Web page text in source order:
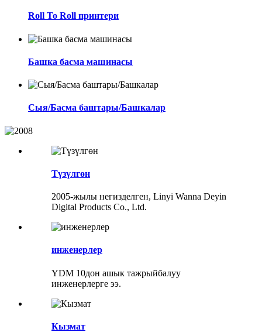
Roll To Roll принтери
Башка басма машинасы
Сыя/Басма баштары/Башкалар
Түзүлгөн
2005-жылы негизделген, Linyi Wanna Deyin
Digital Products Co., Ltd.
инженерлер
YDM 10дон ашык тажрыйбалуу
инженерлерге ээ.
Кызмат